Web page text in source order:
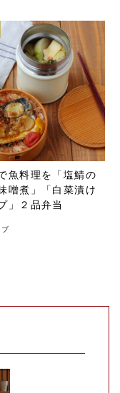
魚料理を「塩鯖の
噌煮」「白菜漬け
」２品弁当